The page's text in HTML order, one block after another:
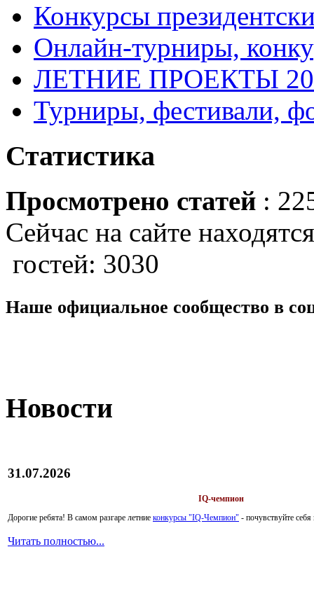
Конкурсы
Онлайн-турниры,
ЛЕТНИЕ ПРОЕКТЫ
Турниры, фестивали,
Статистика
Просмотрено статей :
Сейчас на сайте
гостей: 3030
Наше официальное сообщество в
Новости
31.07.2026
IQ-чемпион
Дорогие ребята! В самом разгаре летние конкурсы "IQ-Чемпион" - почувствуйте
Читать полностью...